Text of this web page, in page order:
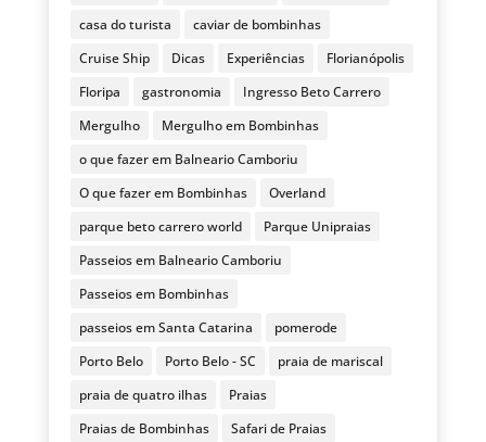
casa do turista
caviar de bombinhas
Cruise Ship
Dicas Experiências
Florianópolis
Floripa
gastronomia
Ingresso Beto Carrero
Mergulho
Mergulho em Bombinhas
o que fazer em Balneario Camboriu
O que fazer em Bombinhas
Overland
parque beto carrero world
Parque Unipraias
Passeios em Balneario Camboriu
Passeios em Bombinhas
passeios em Santa Catarina
pomerode
Porto Belo
Porto Belo - SC
praia de mariscal
praia de quatro ilhas
Praias
Praias de Bombinhas
Safari de Praias